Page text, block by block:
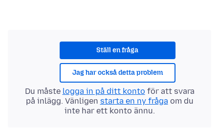
Ställ en fråga
Jag har också detta problem
Du måste logga in på ditt konto för att svara
på inlägg. Vänligen starta en ny fråga om du
inte har ett konto ännu.